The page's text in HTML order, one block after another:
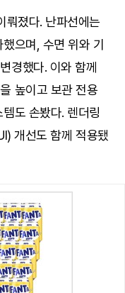
뤄졌다. 난파선에는
으며, 수면 위와 기
경했다. 이와 함께
높이고 보관 전용
도 손봤다. 렌더링
개선도 함께 적용됐